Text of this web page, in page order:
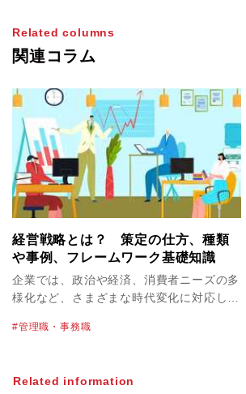
Related columns
関連コラム
経営戦略とは？ 策定の仕方、種類
や事例、フレームワーク基礎知識
企業では、政治や経済、消費者ニーズの多
様化など、さまざまな時代変化に対応しな
した事業展開が求められています。企業の
ょうか。経営戦略に関わる仕事に就きたい
管理職・事務職
Related information